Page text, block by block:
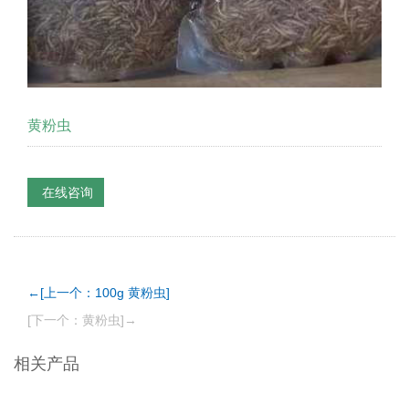
黄粉虫
在线咨询
←[上一个：100g 黄粉虫]
[下一个：黄粉虫]→
相关产品